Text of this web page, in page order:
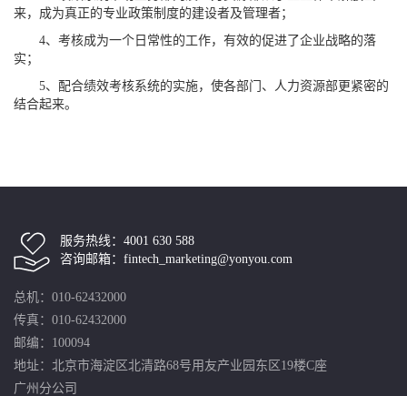
来，成为真正的专业政策制度的建设者及管理者；
4、考核成为一个日常性的工作，有效的促进了企业战略的落
实；
5、配合绩效考核系统的实施，使各部门、人力资源部更紧密的
结合起来。
服务热线：4001 630 588
咨询邮箱：fintech_marketing@yonyou.com
总机：010-62432000
传真：010-62432000
邮编：100094
地址：北京市海淀区北清路68号用友产业园东区19楼C座
广州分公司